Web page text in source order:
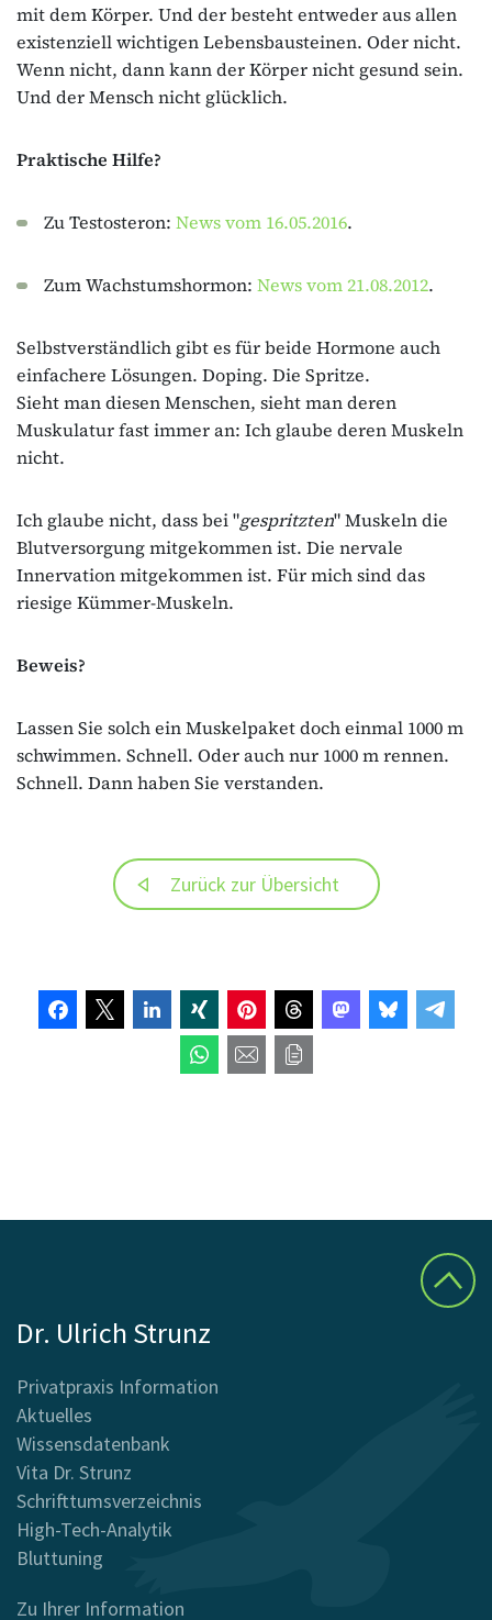
mit dem Körper. Und der besteht entweder aus allen
existenziell wichtigen Lebensbausteinen. Oder nicht.
Wenn nicht, dann kann der Körper nicht gesund sein.
Und der Mensch nicht glücklich.
Praktische Hilfe?
Zu Testosteron: News vom 16.05.2016.
Zum Wachstumshormon: News vom 21.08.2012.
Selbstverständlich gibt es für beide Hormone auch
einfachere Lösungen. Doping. Die Spritze.
Sieht man diesen Menschen, sieht man deren
Muskulatur fast immer an: Ich glaube deren Muskeln
nicht.
Ich glaube nicht, dass bei "gespritzten" Muskeln die
Blutversorgung mitgekommen ist. Die nervale
Innervation mitgekommen ist. Für mich sind das
riesige Kümmer-Muskeln.
Beweis?
Lassen Sie solch ein Muskelpaket doch einmal 1000 m
schwimmen. Schnell. Oder auch nur 1000 m rennen.
Schnell. Dann haben Sie verstanden.
Zurück zur Übersicht
Dr. Ulrich Strunz
Privatpraxis Information
Aktuelles
Wissensdatenbank
Vita Dr. Strunz
Schrifttumsverzeichnis
High-Tech-Analytik
Bluttuning
Zu Ihrer Information